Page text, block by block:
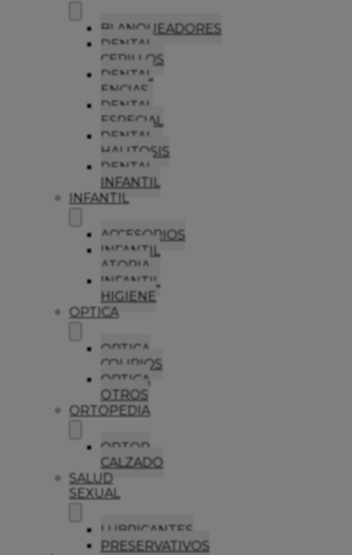
BLANQUEADORES
DENTAL
CEPILLOS
DENTAL
ENCIAS
DENTAL
ESPECIAL
DENTAL
HALITOSIS
DENTAL
INFANTIL
INFANTIL
ACCESORIOS
INFANTIL
ATOPIA
INFANTIL
HIGIENE
OPTICA
OPTICA
COLIRIOS
OPTICA
OTROS
ORTOPEDIA
ORTOP
CALZADO
SALUD
SEXUAL
LUBRICANTES
PRESERVATIVOS